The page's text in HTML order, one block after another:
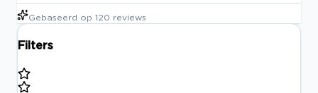
Gebaseerd op 120 reviews
Filters